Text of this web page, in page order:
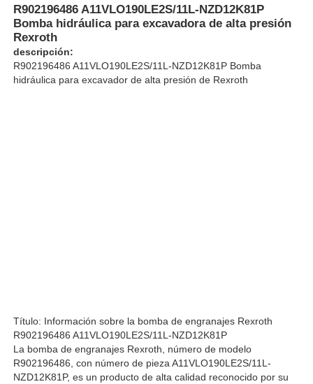
Control de calidad
Contacta con nosotros
Pompa hydráulica de Vickers
Válvula hidráulica de Rexroth
R902196486 A11VLO190LE2S/11L-NZD12K81P
Bomba hidráulica para excavadora de alta presión
Rexroth
descripción:
R902196486 A11VLO190LE2S/11L-NZD12K81P Bomba
hidráulica para excavador de alta presión de Rexroth
Título: Información sobre la bomba de engranajes Rexroth
R902196486 A11VLO190LE2S/11L-NZD12K81P
La bomba de engranajes Rexroth, número de modelo
R902196486, con número de pieza A11VLO190LE2S/11L-
NZD12K81P, es un producto de alta calidad reconocido por su